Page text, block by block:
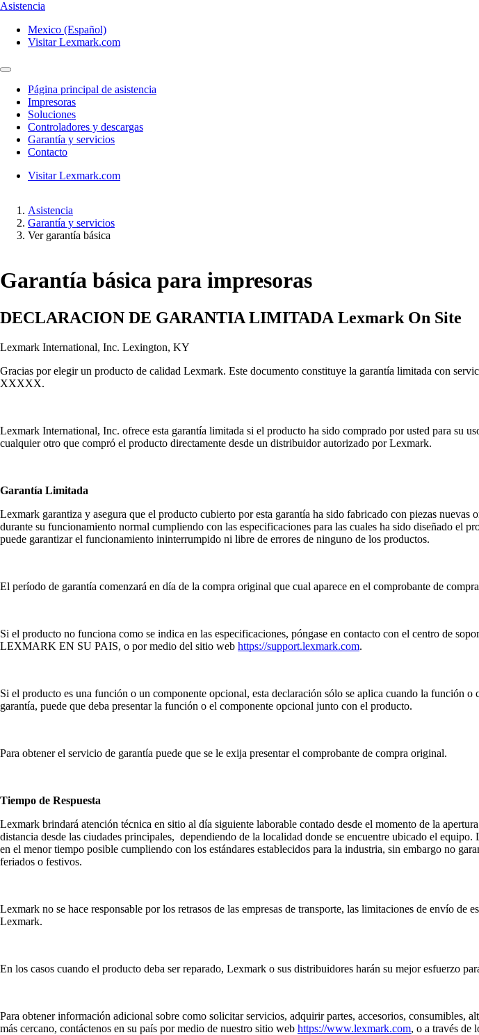
Asistencia
Mexico (Español)
Visitar Lexmark.com
Página principal de asistencia
Impresoras
Soluciones
Controladores y descargas
Garantía y servicios
Contacto
Visitar Lexmark.com
Asistencia
Garantía y servicios
Ver garantía básica
Garantía básica para impresoras
DECLARACION DE GARANTIA LIMITADA Lexmark On Site
Lexmark International, Inc. Lexington, KY
Gracias por elegir un producto de calidad Lexmark. Este documento constituye la garantía limitada con
XXXXX.
Lexmark International, Inc. ofrece esta garantía limitada si el producto ha sido comprado por usted para su
cualquier otro que compró el producto directamente desde un distribuidor autorizado por Lexmark.
Garantía Limitada
Lexmark garantiza y asegura que el producto cubierto por esta garantía ha sido fabricado con piezas
durante su funcionamiento normal cumpliendo con las especificaciones para las cuales ha sido diseñado el
puede garantizar el funcionamiento ininterrumpido ni libre de errores de ninguno de los productos.
El período de garantía comenzará en día de la compra original que cual aparece en el comprobante de
Si el producto no funciona como se indica en las especificaciones, póngase en contacto con el centro de
LEXMARK EN SU PAIS, o por medio del sitio web https://support.lexmark.com.
Si el producto es una función o un componente opcional, esta declaración sólo se aplica cuando la función
garantía, puede que deba presentar la función o el componente opcional junto con el producto.
Para obtener el servicio de garantía puede que se le exija presentar el comprobante de compra original.
Tiempo de Respuesta
Lexmark brindará atención técnica en sitio al día siguiente laborable contado desde el momento de la
distancia desde las ciudades principales, dependiendo de la localidad donde se encuentre ubicado el
en el menor tiempo posible cumpliendo con los estándares establecidos para la industria, sin embargo no
feriados o festivos.
Lexmark no se hace responsable por los retrasos de las empresas de transporte, las limitaciones de envío
Lexmark.
En los casos cuando el producto deba ser reparado, Lexmark o sus distribuidores harán su mejor esfuerzo
Para obtener información adicional sobre como solicitar servicios, adquirir partes, accesorios, consumibles,
más cercano, contáctenos en su país por medio de nuestro sitio web https://www.lexmark.com, o a través de